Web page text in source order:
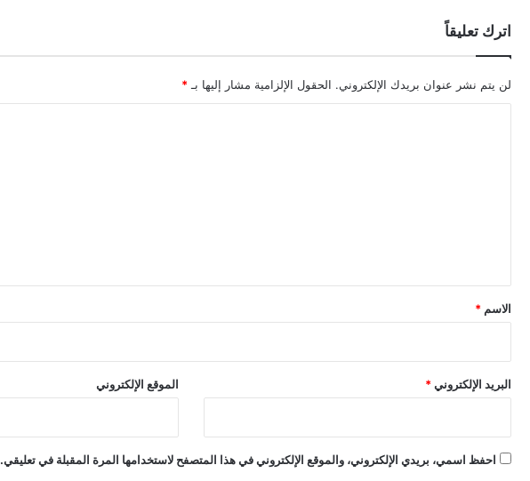
اترك تعليقاً
لن يتم نشر عنوان بريدك الإلكتروني. الحقول الإلزامية مشار إليها بـ *
*
الاسم *
البريد الإلكتروني* الموقع الإلكتروني
احفظ اسمي، بريدي الإلكتروني، والموقع الإلكتروني في هذا المتصفح لاستخدامها المرة المقبلة في تعليقي.